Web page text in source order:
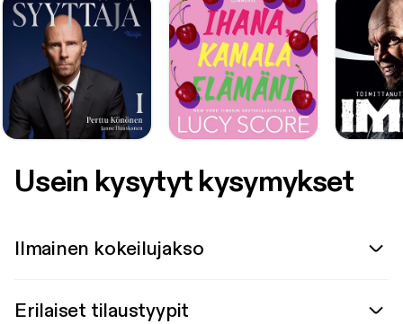
Usein kysytyt kysymykset
Ilmainen kokeilujakso
Erilaiset tilaustyypit